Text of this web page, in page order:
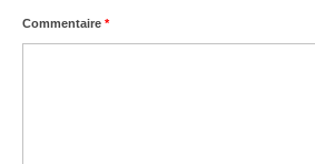
Commentaire *